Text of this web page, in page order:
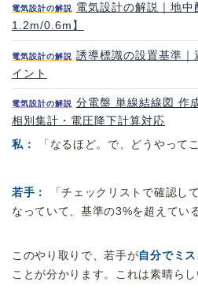
電気設計の解説
電気設計の解説｜地
1.2m/0.6m】
電気設計の解説
誘導標識の設置基準
イント
電気設計の解説 分電盤 単線結線図 作
相別集計・電圧降下計算対応
私：
「なるほど。で、どうやって
若手： 「チェックリストで確認し
なっていて、基準の3%を超えてい
このやり取りで、若手が自分でミ
ことが分かります。これは素晴らし